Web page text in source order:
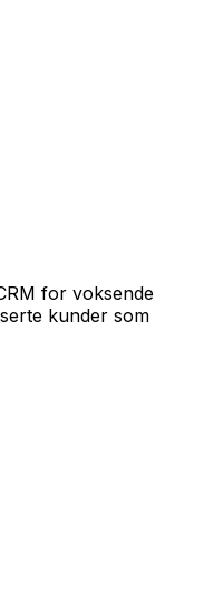
for voksende
kunder som